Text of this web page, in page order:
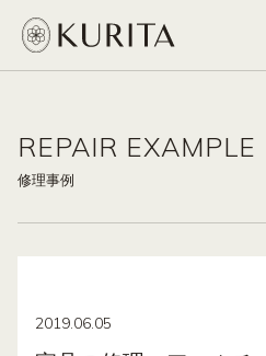
REPAIR EXAMPLE
修理事例
2019.06.05